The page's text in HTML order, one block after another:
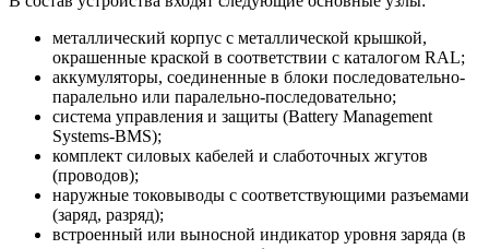
металлический корпус с металлической крышкой,
окрашенные краской в соответствии с каталогом RAL;
аккумуляторы, соединенные в блоки последовательно-
паралельно или паралельно-последовательно;
система управления и защиты (Battery Management
Systems-BMS);
комплект силовых кабелей и слаботочных жгутов
(проводов);
наружные токовыводы с соответствующими разъемами
(заряд, разряд);
встроенный или выносной индикатор уровня заряда (в